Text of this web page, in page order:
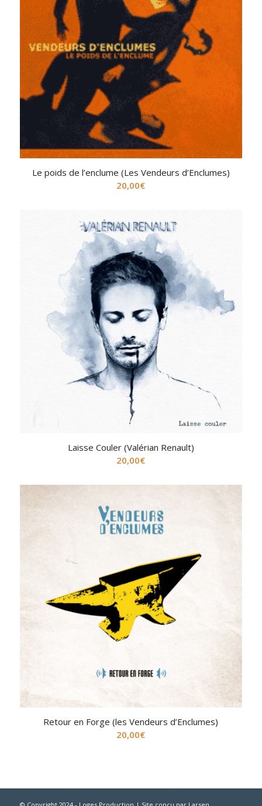
Le poids de l’enclume (Les Vendeurs d’Enclumes)
20,00€
Laisse Couler (Valérian Renault)
20,00€
Retour en Forge (les Vendeurs d’Enclumes)
20,00€